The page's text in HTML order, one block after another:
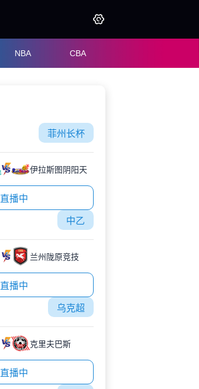
NBA CBA
菲州长杯
伊拉斯图阴阳天
直播中
中乙
兰州陇原竞技
直播中
乌克超
克里夫巴斯
直播中